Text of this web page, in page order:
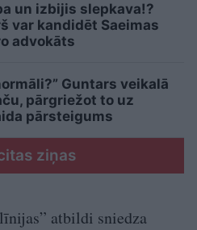
un izbijis slepkava!?
var kandidēt Saeimas
advokāts
Guntars veikalā
pārgriežot to uz
pārsteigums
ziņas
atbildi sniedza